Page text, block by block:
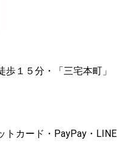
１５分・「三宅本町」
トカード・PayPay・LINE